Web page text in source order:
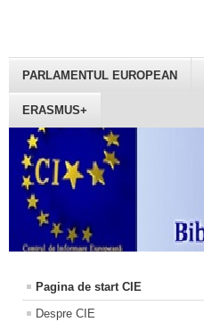
PARLAMENTUL EUROPEAN
ERASMUS+
Pagina de start CIE
Despre CIE